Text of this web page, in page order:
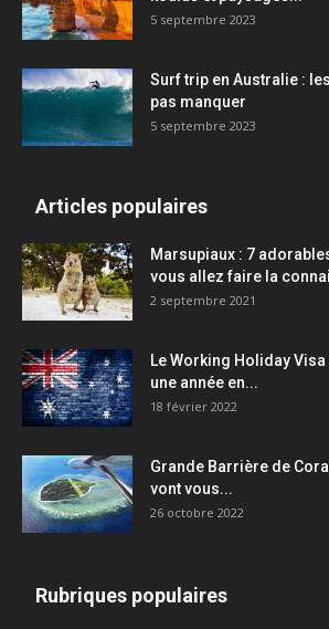
5 septembre 2023
Surf trip en Australie :
pas manquer
5 septembre 2023
Articles populaires
Marsupiaux : 7
vous allez faire la
2 septembre 2021
Le Working Holiday
une année en...
18 février 2022
Grande Barrière de
vont vous...
26 octobre 2022
Rubriques populaires